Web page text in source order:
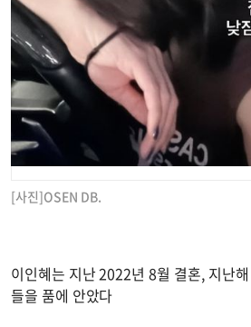
[사진]OSEN DB.
이인혜는 지난 2022년 8월 결혼, 지난
들을 품에 안았다